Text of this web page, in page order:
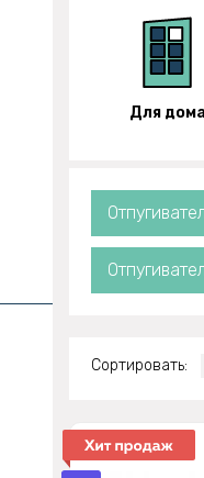
Для дома
Сортировать: